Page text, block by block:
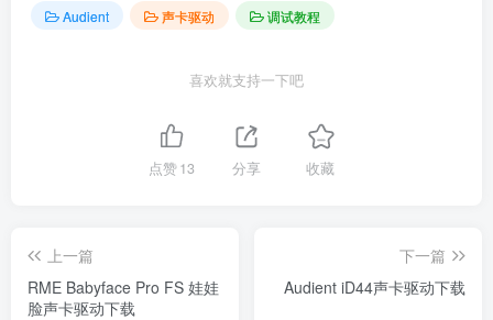
Audient 声卡驱动 调试教程
喜欢就支持一下吧
点赞13 分享 收藏
上一篇
RME Babyface Pro FS 娃娃
脸声卡驱动下载
下一篇
Audient iD44声卡驱动下载